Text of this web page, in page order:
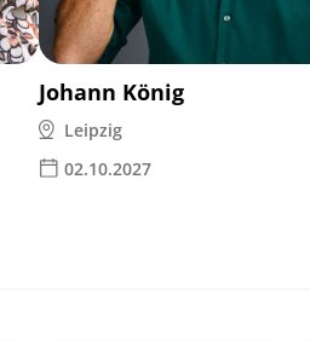
Johann König
Leipzig
02.10.2027